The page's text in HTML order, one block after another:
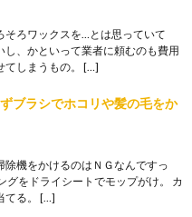
そろワックスを…とは思っていて
し、かといって業者に頼むのも費用
てしまうもの。 […]
ブラシでホコリや髪の毛をか
除機をかけるのはＮＧなんですっ
グをドライシートでモップがけ。 カ
てる。 […]